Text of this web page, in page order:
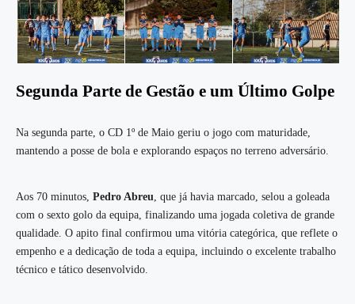
Segunda Parte de Gestão e um Último Golpe
Na segunda parte, o CD 1º de Maio geriu o jogo com maturidade,
mantendo a posse de bola e explorando espaços no terreno adversário.
Aos 70 minutos, Pedro Abreu , que já havia marcado, selou a goleada
com o sexto golo da equipa, finalizando uma jogada coletiva de grande
qualidade. O apito final confirmou uma vitória categórica, que reflete o
empenho e a dedicação de toda a equipa, incluindo o excelente trabalho
técnico e tático desenvolvido.